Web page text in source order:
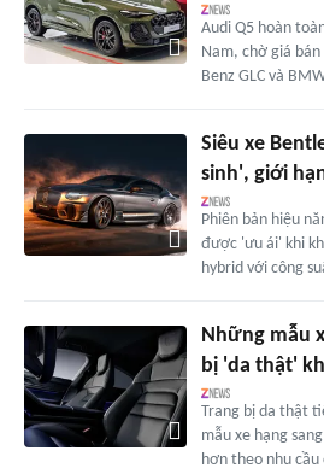
Audi Q5 hoàn
Nam, chờ giá
Benz GLC và
Siêu xe
sinh', giới
Phiên bản hiệu
được 'ưu ái' khi
hybrid với công
Những mẫu
bị 'da thật'
Trang bị da thật
mẫu xe hạng
hơn theo nhu cầu